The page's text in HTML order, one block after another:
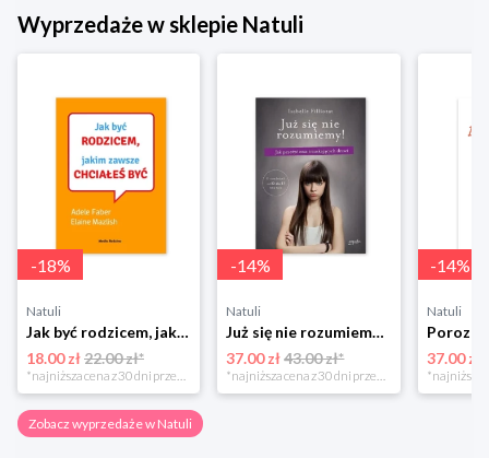
Wyprzedaże w sklepie Natuli
-18%
Natuli
Jak być rodzicem, jakim zawsze chciałeś być Media rodzina
18.00 zł22.00 zł*
*najniższa cena z 30 dni przed obniżką
-14%
Natuli
Już się nie rozumiemy! Jak przeżyć czas trzaskających drzwi Esprit
37.00 zł 43.00 zł*
*najniższa cena z 30 dni przed obniżką
-14%
Natuli
37.00 zł
Zobacz wyprzedaże w Natuli